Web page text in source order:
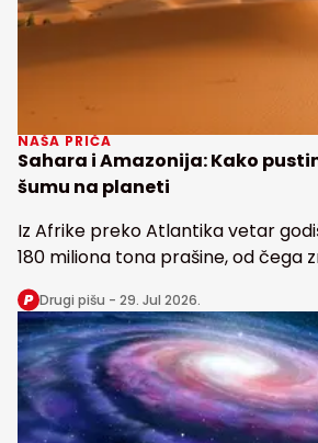
NAŠA PRIČA
Sahara i Amazonija: Kako
šumu na planeti
Iz Afrike preko Atlantika vetar
180 miliona tona prašine, od čega
snabdeva fosforom najveću
Zemlji
Drugi pišu - 29. Jul 2026.